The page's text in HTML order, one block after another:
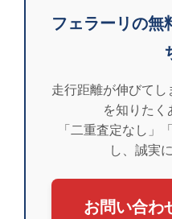
フェラーリの無
走行距離が伸びて
を知りたく
「二重査定なし」
し、誠実
お問い合わ